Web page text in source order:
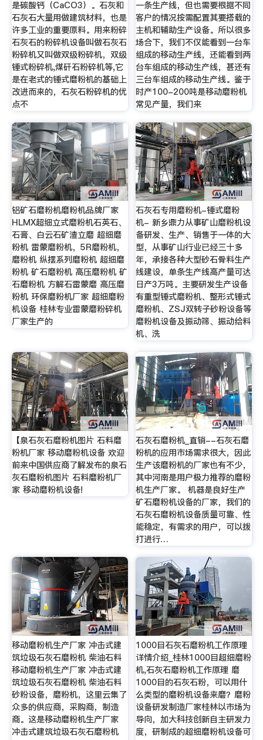
是碳酸钙（CaCO3）。石灰和
石灰石大量用做建筑材料，也是
许多工业的重要原料。用来粉碎
石灰石的粉碎机设备叫做石灰石
粉碎机又叫做双级粉碎机，双级
锤式粉碎机,煤矸石粉碎机等,它
是在老式的锤式磨粉机的基础上
改进而来的，石灰石粉碎机的优
点不
一条生产线，但也需要根据不同
客户的情况按需配置其要搭载的
主机和辅助生产设备。所以很多
场合下，我们不仅能看到一台车
组成的移动生产线，还能看到两
台车组成的移动生产线，甚还有
三台车组成的移动生产线。鉴于
时产100-200吨是移动磨粉机
常见产量，我们来
铝矿石磨粉机磨粉机品牌厂家
HLMX超细立式磨粉机石英石、
石膏、白云石矿渣立磨 超细磨
粉机 雷蒙磨粉机，5R磨粉机，
磨粉机 纵摆系列磨粉机 超细磨
粉机 矿石磨粉机 高压磨粉机 矿
石磨粉机 方解石雷蒙磨 高压磨
粉机 环保磨粉机厂家 超细磨粉
机设备 桂林专业雷蒙磨粉碎机
厂家生产的
石灰石专用磨粉机-锤式磨粉
机- 新乡鼎力从事矿山磨粉机设
备研发、生产、销售于一体的大
型，从事矿山行业已经三十多
年，承接各种大型砂石骨料生产
线建设，单条生产线高产量可达
日产3万吨。主要研发生产设备
有重型锤式磨粉机、整形式锤式
磨粉机、ZSJ双转子砂粉设备等
磨粉机设备及振动筛、振动给料
机、洗
【泉石灰石磨粉机图片 石料磨
粉机厂家 移动磨粉机设备 欢迎
前来中国供应商了解发布的泉石
灰石磨粉机图片 石料磨粉机厂
家 移动磨粉机设备!
石灰石磨粉机_直销--石灰石磨
粉机的应用市场需求很大，因此
生产该磨粉机的厂家也有不少，
其中河南是用户极力推荐的磨粉
机生产厂家。 机器是良好生产
矿石磨粉机设备的厂家，我们的
石灰石磨粉机设备质量可靠、性
能稳定，有需求的用户，可以拨
打进行…
移动磨粉机生产厂家 冲击式建
筑垃圾石灰石磨粉机 柴油石料
移动磨粉机生产厂家 冲击式建
筑垃圾石灰石磨粉机 柴油石料
砂粉设备，磨粉机，这里云集了
众多的供应商，采购商，制造
商。这是移动磨粉机生产厂家
冲击式建筑垃圾石灰石磨粉机
1000目石灰石磨粉机工作原理
详情介绍_桂林1000目超细磨粉
机,石灰石磨粉机工作原理 磨
1000目的石灰石粉，可以用什
么类型的磨粉机设备来磨？磨粉
设备研发制造厂家桂林以市场为
导向，加大科技创新自主研发力
度，研制成的超细磨粉机设备可